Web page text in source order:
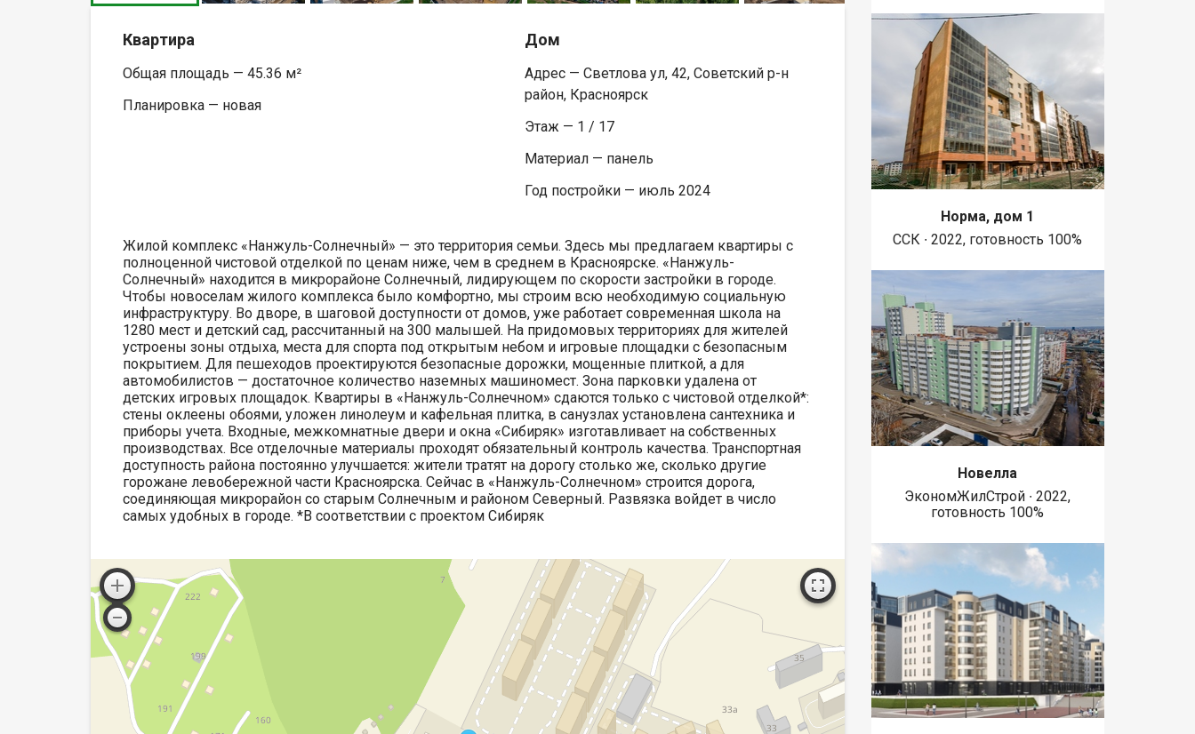
Квартира
Общая площадь — 45.36 м²
Планировка — новая
Дом
Адрес — Светлова ул, 42, Советский р-н
район, Красноярск
Этаж — 1 / 17
Материал — панель
Год постройки — июль 2024
Жилой комплекс «Нанжуль-Солнечный» — это территория семьи. Здесь мы предлагаем квартиры с
полноценной чистовой отделкой по ценам ниже, чем в среднем в Красноярске. «Нанжуль-
Солнечный» находится в микрорайоне Солнечный, лидирующем по скорости застройки в городе.
Чтобы новоселам жилого комплекса было комфортно, мы строим всю необходимую социальную
инфраструктуру. Во дворе, в шаговой доступности от домов, уже работает современная школа на
1280 мест и детский сад, рассчитанный на 300 малышей. На придомовых территориях для жителей
устроены зоны отдыха, места для спорта под открытым небом и игровые площадки с безопасным
покрытием. Для пешеходов проектируются безопасные дорожки, мощенные плиткой, а для
автомобилистов — достаточное количество наземных машиномест. Зона парковки удалена от
детских игровых площадок. Квартиры в «Нанжуль-Солнечном» сдаются только с чистовой отделкой*:
стены оклеены обоями, уложен линолеум и кафельная плитка, в санузлах установлена сантехника и
приборы учета. Входные, межкомнатные двери и окна «Сибиряк» изготавливает на собственных
производствах. Все отделочные материалы проходят обязательный контроль качества. Транспортная
доступность района постоянно улучшается: жители тратят на дорогу столько же, сколько другие
горожане левобережной части Красноярска. Сейчас в «Нанжуль-Солнечном» строится дорога,
соединяющая микрорайон со старым Солнечным и районом Северный. Развязка войдет в число
самых удобных в городе. *В соответствии с проектом Сибиряк
Норма, дом 1
ССК ∙ 2022, готовность 100%
Новелла
ЭкономЖилСтрой ∙ 2022,
готовность 100%